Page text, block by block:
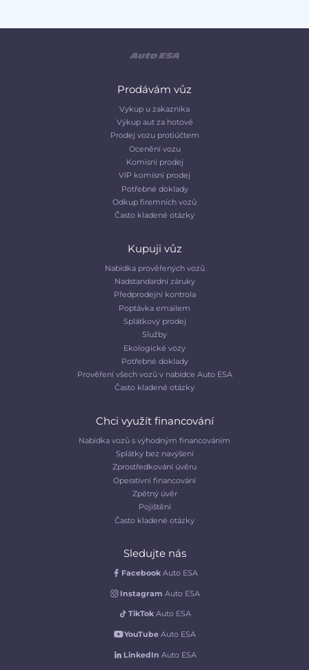
Prodávám vůz
Vykup u zakaznika
Výkup aut za hotové
Prodej vozu protiúčtem
Ocenění vozu
Komisní prodej
VIP komisní prodej
Potřebné doklady
Odkup firemních vozů
Často kladené otázky
Kupuji vůz
Nabídka prověřených vozů
Nadstandardní záruky
Předprodejní kontrola
Poptávka emailem
Splátkový prodej
Služby
Ekologické vozy
Potřebné doklady
Prověření všech vozů v nabídce Auto ESA
Často kladené otázky
Chci využít financování
Nabídka vozů s výhodným financováním
Splátky bez navýšení
Zprostředkování úvěru
Operativní financování
Zpětný úvěr
Pojištění
Často kladené otázky
Sledujte nás
Facebook Auto ESA
Instagram Auto ESA
TikTok Auto ESA
YouTubeAuto ESA
LinkedIn Auto ESA